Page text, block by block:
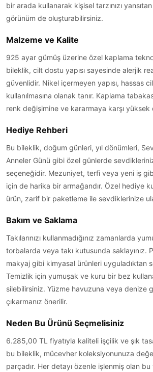
bir arada kullanarak kişisel tarzınızı
görünüm de oluşturabilirsiniz.
Malzeme ve Kalite
925 ayar gümüş üzerine özel kaplama
bileklik, cilt dostu yapısı sayesinde alerjik
güvenlidir. Nikel içermeyen yapısı, hassas
kullanılmasına olanak tanır. Kaplama
renk değişimine ve kararmaya karşı yüksek
Hediye Rehberi
Bu bileklik, doğum günleri, yıl dönümleri,
Anneler Günü gibi özel günlerde
seçeneğidir. Mezuniyet, terfi veya yeni iş
için de harika bir armağandır. Özel hediye
ürün, zarif bir paketleme ile sevdiklerinize
Bakım ve Saklama
Takılarınızı kullanmadığınız zamanlarda
torbalarda veya takı kutusunda saklayınız.
makyaj gibi kimyasal ürünleri uyguladıktan
Temizlik için yumuşak ve kuru bir bez
silebilirsiniz. Yüzme havuzuna veya denize
çıkarmanız önerilir.
Neden Bu Ürünü Seçmelisiniz
6.285,00 TL fiyatıyla kaliteli işçilik ve şık
bu bileklik, mücevher koleksiyonunuza
parçadır. Her detayı özenle işlenmiş olan